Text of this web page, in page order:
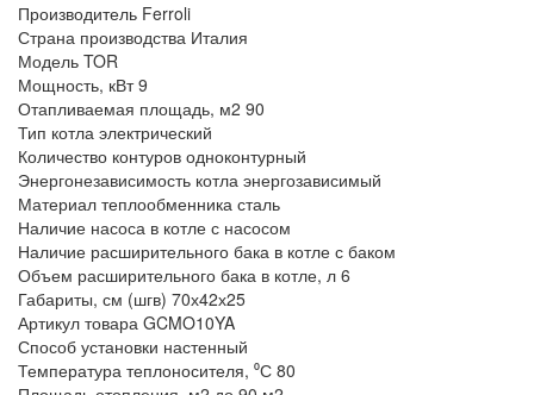
Производитель Ferroli
Страна производства Италия
Модель TOR
Мощность, кВт 9
Отапливаемая площадь, м2 90
Тип котла электрический
Количество контуров одноконтурный
Энергонезависимость котла энергозависимый
Материал теплообменника сталь
Наличие насоса в котле с насосом
Наличие расширительного бака в котле с баком
Объем расширительного бака в котле, л 6
Габариты, см (шгв) 70х42х25
Артикул товара GCMO10YA
Способ установки настенный
Температура теплоносителя, ⁰С 80